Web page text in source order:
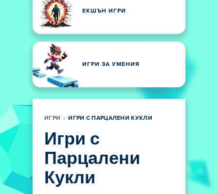
ЕКШЪН ИГРИ
ИГРИ ЗА УМЕНИЯ
ИГРИ ИГРИ С ПАРЦАЛЕНИ КУКЛИ
Игри с
Парцалени
Кукли